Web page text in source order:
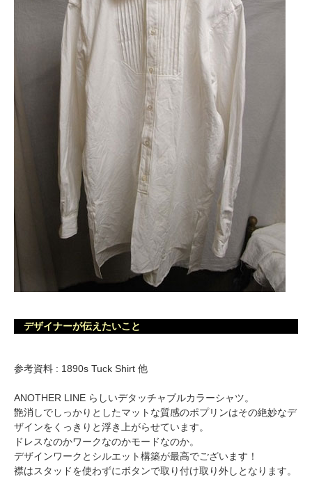
デザイナーが伝えたいこと
参考資料 : 1890s Tuck Shirt 他
ANOTHER LINE らしいデタッチャブルカラーシャツ。
艶消しでしっかりとしたマットな質感のポプリンはその絶妙なデ
ザインをくっきりと浮き上がらせています。
ドレスなのかワークなのかモードなのか。
デザインワークとシルエット構築が最高でございます！
襟はスタッドを使わずにボタンで取り付け取り外しとなります。